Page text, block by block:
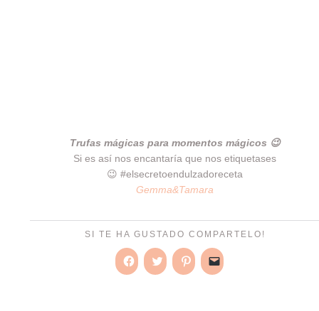
Trufas mágicas para momentos mágicos 😉
Si es así nos encantaría que nos etiquetases
😉 #elsecretoendulzadoreceta
Gemma&Tamara
SI TE HA GUSTADO COMPARTELO!
Haz Haz Haz Haz